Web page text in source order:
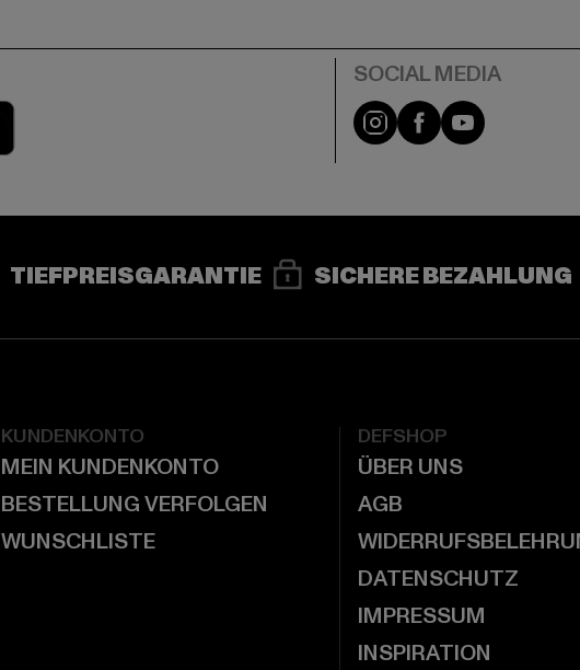
Instagram
FacebookYouTube
TIEFPREISGARANTIE SICHERE BEZAHLUNG
KUNDENKONTO
MEIN KUNDENKONTO
BESTELLUNG VERFOLGEN
WUNSCHLISTE
DEFSHOP
ÜBER UNS
AGB
DATENSCHUTZ
IMPRESSUM
INSPIRATION